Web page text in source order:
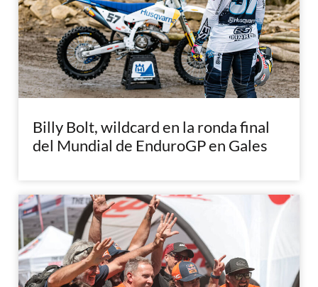
Billy Bolt, wildcard en la ronda final
del Mundial de EnduroGP en Gales